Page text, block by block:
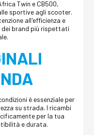
Twin e CB500,
sportive agli scooter.
all'efficienza e
dei brand più rispettati
è essenziale per
su strada. I ricambi
per la tua
e durata.